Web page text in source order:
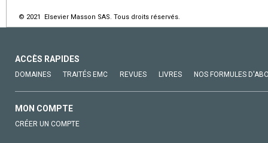
© 2021 Elsevier Masson SAS. Tous droits réservés.
ACCÈS RAPIDES
DOMAINES TRAITÉS EMC REVUES LIVRES NOS FORMULES
MON COMPTE
CRÉER UN COMPTE